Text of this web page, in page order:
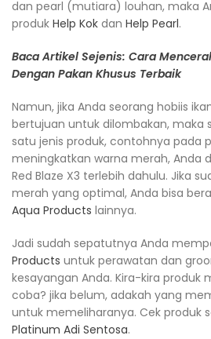
dan pearl (mutiara) louhan, maka
produk Help Kok dan Help Pearl.
Baca Artikel Sejenis: Cara
Dengan Pakan Khusus Terbaik
Namun, jika Anda seorang hobiis
bertujuan untuk dilombakan, maka
satu jenis produk, contohnya pada
meningkatkan warna merah, Anda
Red Blaze X3 terlebih dahulu. Jika
merah yang optimal, Anda bisa
Aqua Products lainnya.
Jadi sudah sepatutnya Anda
Products untuk perawatan dan
kesayangan Anda. Kira-kira produk
coba? jika belum, adakah yang
untuk memeliharanya. Cek produk
Platinum Adi Sentosa.